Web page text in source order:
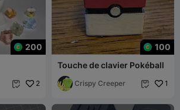
200
 2
100
Touche de clavier Pokéball
Crispy Creeper  1